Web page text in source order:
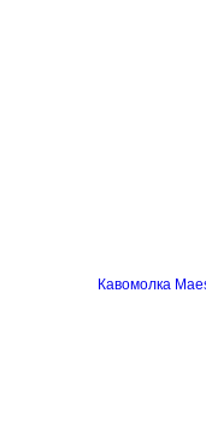
Кавомолка